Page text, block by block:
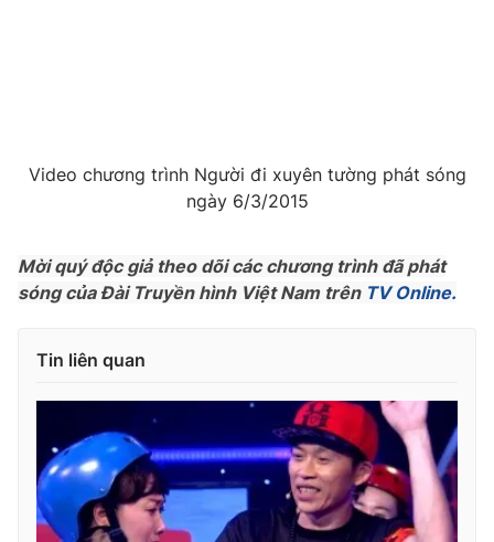
VTV Thể thao
VTV Sức khoẻ Bất động sản
VTV4 Vươn mình bằng AI
VTV9 VTV8
Liên hệ tòa soạn English
Video chương trình Người đi xuyên tường phát sóng
ngày 6/3/2015
Mời quý độc giả theo dõi các chương trình đã phát
sóng của Đài Truyền hình Việt Nam trên TV Online.
Tin liên quan